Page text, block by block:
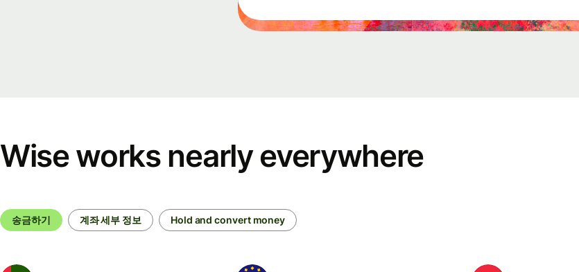
Events
Wise works nearly everywhere
송금하기 계좌 세부 정보 Hold and convert money